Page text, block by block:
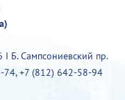
I Б. Сампсониевский пр.
74,+7 (812) 642-58-94